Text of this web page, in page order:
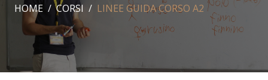
HOME CORSI LINEE GUIDA CORSO A2